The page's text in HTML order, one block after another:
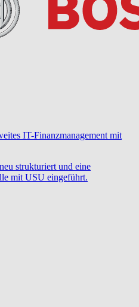
IT-Finanzmanagement mit
strukturiert und eine
mit USU eingeführt.